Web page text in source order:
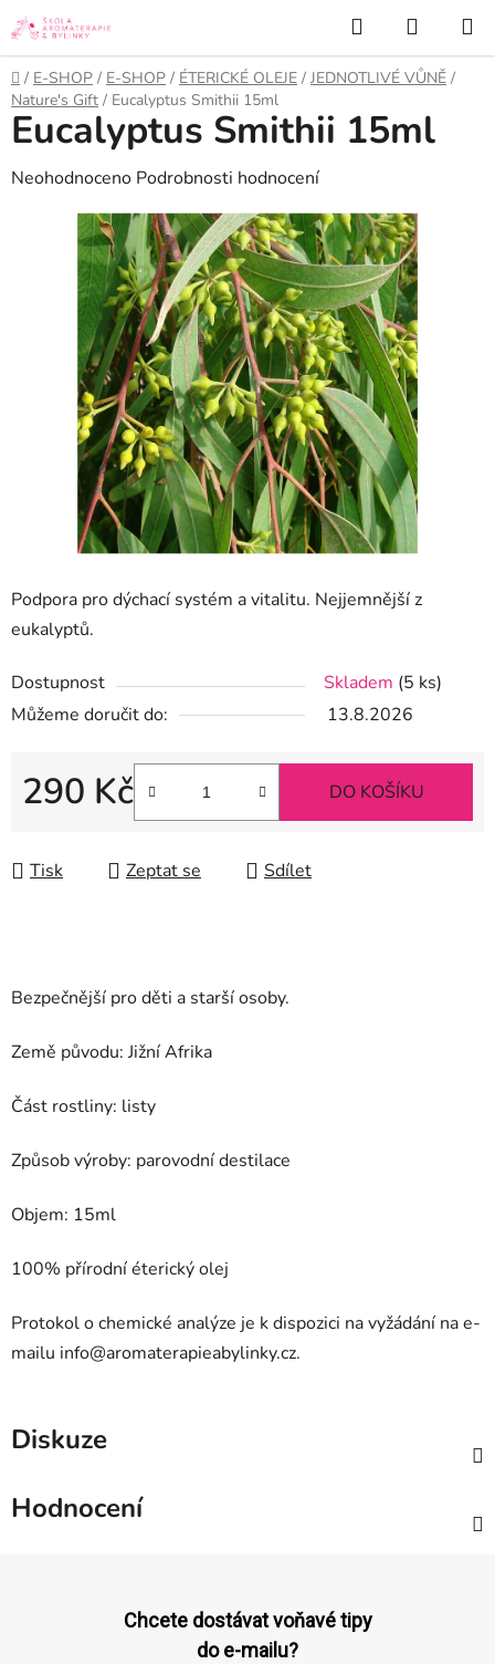
Přejít
na
obsah
Hledat
KOŠÍK
Domů
/ E-SHOP / E-SHOP / ÉTERICKÉ OLEJE / JEDNOTLIVÉ VŮNĚ /
Nature's Gift / Eucalyptus Smithii 15ml
Podpora pro dýchací systém a vitalitu. Nejjemnější z
eukalyptů.
Dostupnost Skladem (5 ks)
Můžeme doručit do:
13.8.2026
290 Kč DO KOŠÍKU
Tisk Zeptat se Sdílet
Eucalyptus Smithii 15ml
Průměrné
hodnocení
produktu
hvězdiček.
Neohodnoceno Podrobnosti hodnocení
Bezpečnější pro děti a starší osoby.
Země původu: Jižní Afrika
Část rostliny: listy
Způsob výroby: parovodní destilace
Objem: 15ml
100% přírodní éterický olej
Protokol o chemické analýze je k dispozici na vyžádání na e-
mailu info@aromaterapieabylinky.cz.
Diskuze
Hodnocení
Chcete dostávat voňavé tipy
do e-mailu?